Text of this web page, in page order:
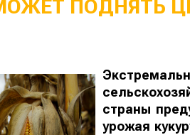
ПОДНЯТЬ
страны
урожая